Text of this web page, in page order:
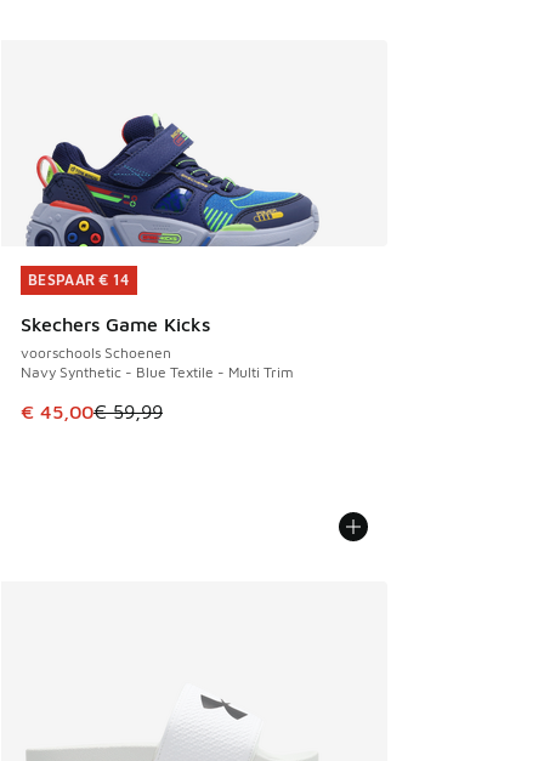
BESPAAR € 14
Skechers Game Kicks
voorschools Schoenen
Navy Synthetic - Blue Textile - Multi Trim
Dit artikel is in de uitverkoop. Dit artikel is in de
€ 45,00€ 59,99
BESPAAR € 14